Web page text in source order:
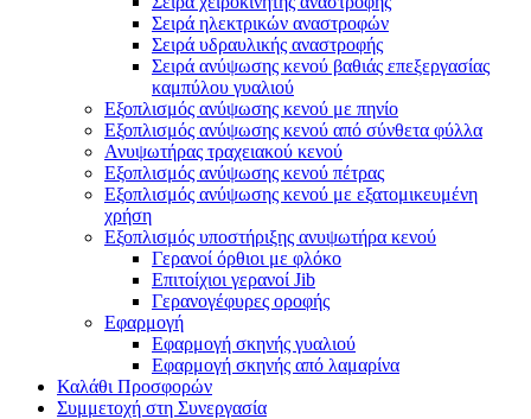
Σειρά ηλεκτρικών αναστροφών
Σειρά υδραυλικής αναστροφής
Σειρά ανύψωσης κενού βαθιάς επεξεργασίας
καμπύλου γυαλιού
Εξοπλισμός ανύψωσης κενού με πηνίο
Εξοπλισμός ανύψωσης κενού από σύνθετα φύλλα
Ανυψωτήρας τραχειακού κενού
Εξοπλισμός ανύψωσης κενού πέτρας
Εξοπλισμός ανύψωσης κενού με εξατομικευμένη
χρήση
Εξοπλισμός υποστήριξης ανυψωτήρα κενού
Γερανοί όρθιοι με φλόκο
Επιτοίχιοι γερανοί Jib
Γερανογέφυρες οροφής
Εφαρμογή
Εφαρμογή σκηνής γυαλιού
Εφαρμογή σκηνής από λαμαρίνα
Καλάθι Προσφορών
Συμμετοχή στη Συνεργασία